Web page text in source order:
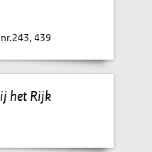
439
het Rijk